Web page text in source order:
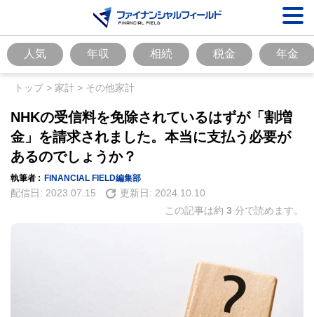
人気 年収 相続 税金 年金
トップ> 家計 > その他家計
NHKの受信料を免除されているはずが「割増
金」を請求されました。本当に支払う必要が
あるのでしょうか？
執筆者 : FINANCIAL FIELD編集部
配信日: 2023.07.15 更新日: 2024.10.10
この記事は約 3 分で読めます。